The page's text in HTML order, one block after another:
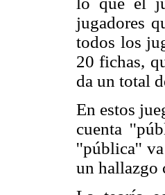
jugadores
todos los
20 fichas,
da un total
En estos
cuenta
''pública'' va
un hallazgo